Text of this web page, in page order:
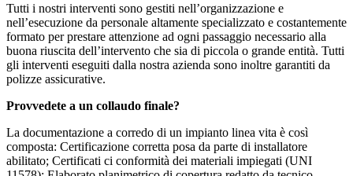
Tutti i nostri interventi sono gestiti nell’organizzazione e
nell’esecuzione da personale altamente specializzato e costantemente
formato per prestare attenzione ad ogni passaggio necessario alla
buona riuscita dell’intervento che sia di piccola o grande entità. Tutti
gli interventi eseguiti dalla nostra azienda sono inoltre garantiti da
polizze assicurative.
Provvedete a un collaudo finale?
La documentazione a corredo di un impianto linea vita è così
composta: Certificazione corretta posa da parte di installatore
abilitato; Certificati ci conformità dei materiali impiegati (UNI